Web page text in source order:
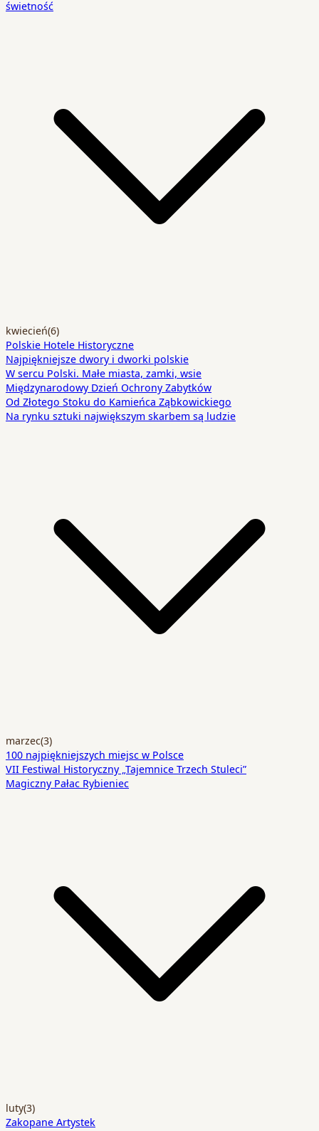
świetność
kwiecień(6)
Polskie Hotele Historyczne
Najpiękniejsze dwory i dworki polskie
W sercu Polski. Małe miasta, zamki, wsie
Międzynarodowy Dzień Ochrony Zabytków
Od Złotego Stoku do Kamieńca Ząbkowickiego
Na rynku sztuki największym skarbem są ludzie
marzec(3)
100 najpiękniejszych miejsc w Polsce
VII Festiwal Historyczny „Tajemnice Trzech Stuleci”
Magiczny Pałac Rybieniec
luty(3)
Zakopane Artystek